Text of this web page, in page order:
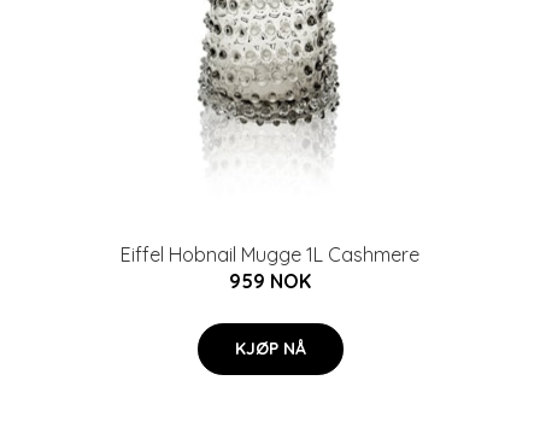
Eiffel Hobnail Mugge 1L Cashmere
959 NOK
KJØP NÅ